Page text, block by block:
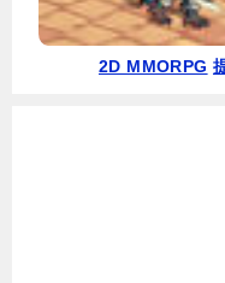
2D MMORPG